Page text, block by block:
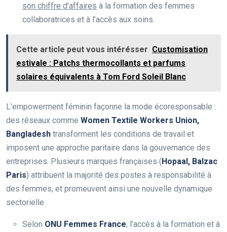
son chiffre d’affaires à la formation des femmes
collaboratrices et à l’accès aux soins.
Cette article peut vous intérésser Customisation
estivale : Patchs thermocollants et parfums
solaires équivalents à Tom Ford Soleil Blanc
L’empowerment féminin façonne la mode écoresponsable :
des réseaux comme Women Textile Workers Union,
Bangladesh transforment les conditions de travail et
imposent une approche paritaire dans la gouvernance des
entreprises. Plusieurs marques françaises (Hopaal, Balzac
Paris) attribuent la majorité des postes à responsabilité à
des femmes, et promeuvent ainsi une nouvelle dynamique
sectorielle.
Selon ONU Femmes France, l’accès à la formation et à